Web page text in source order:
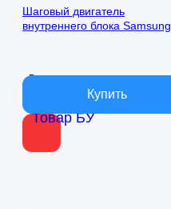
Товар БУ
Шаговый двигатель
внутреннего блока Samsung
В наличии